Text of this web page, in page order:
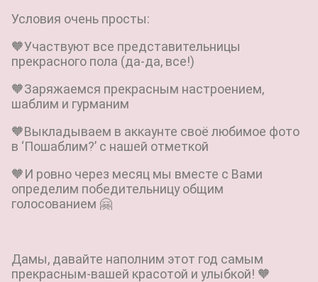
Условия очень просты:
🧡Участвуют все представительницы
прекрасного пола (да-да, все!)
🧡Заряжаемся прекрасным настроением,
шаблим и гурманим
🧡Выкладываем в аккаунте своё любимое фото
в ‘Пошаблим?’ с нашей отметкой
🧡И ровно через месяц мы вместе с Вами
определим победительницу общим
голосованием 🤗
Дамы, давайте наполним этот год самым
прекрасным-вашей красотой и улыбкой! 🧡